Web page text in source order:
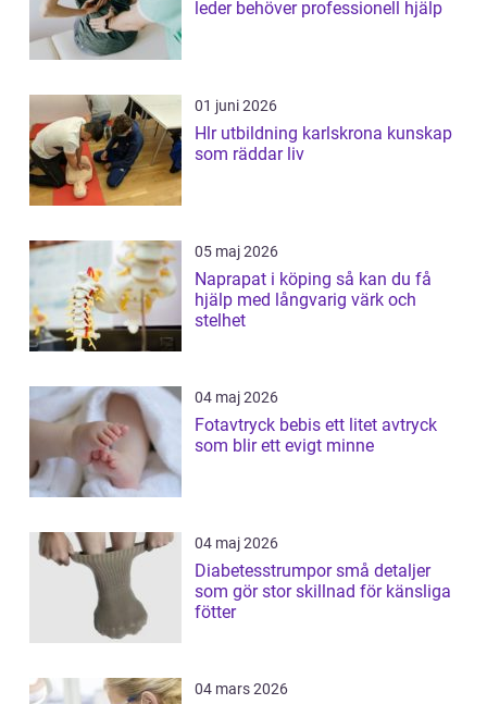
leder behöver professionell hjälp
01 juni 2026
Hlr utbildning karlskrona kunskap
som räddar liv
05 maj 2026
Naprapat i köping så kan du få
hjälp med långvarig värk och
stelhet
04 maj 2026
Fotavtryck bebis ett litet avtryck
som blir ett evigt minne
04 maj 2026
Diabetesstrumpor små detaljer
som gör stor skillnad för känsliga
fötter
04 mars 2026